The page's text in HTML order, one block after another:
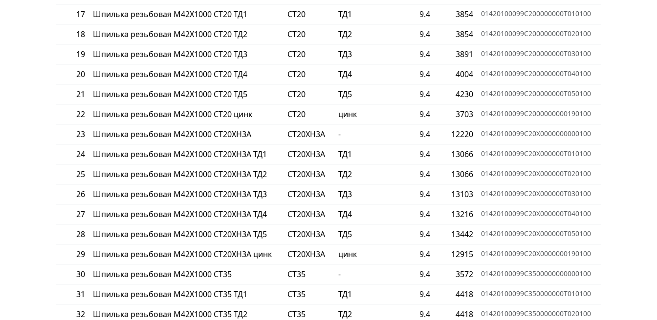
17 Шпилька резьбовая М42Х1000 СТ20 ТД1 СТ20 ТД1 9.4 3854 01420100099C200000000T010100
18 Шпилька резьбовая М42Х1000 СТ20 ТД2 СТ20 ТД2 9.4 3854 01420100099C200000000T020100
19 Шпилька резьбовая М42Х1000 СТ20 ТД3 СТ20 ТД3 9.4 3891 01420100099C200000000T030100
20 Шпилька резьбовая М42Х1000 СТ20 ТД4 СТ20 ТД4 9.4 4004 01420100099C200000000T040100
21 Шпилька резьбовая М42Х1000 СТ20 ТД5 СТ20 ТД5 9.4 4230 01420100099C200000000T050100
22 Шпилька резьбовая М42Х1000 СТ20 цинк СТ20 цинк 9.4 3703 01420100099C2000000000190100
23 Шпилька резьбовая М42Х1000 СТ20ХН3А СТ20ХН3А - 9.4 12220 01420100099C20X0000000000100
24 Шпилька резьбовая М42Х1000 СТ20ХН3А ТД1 СТ20ХН3А ТД1 9.4 13066 01420100099C20X000000T010100
25 Шпилька резьбовая М42Х1000 СТ20ХН3А ТД2 СТ20ХН3А ТД2 9.4 13066 01420100099C20X000000T020100
26 Шпилька резьбовая М42Х1000 СТ20ХН3А ТД3 СТ20ХН3А ТД3 9.4 13103 01420100099C20X000000T030100
27 Шпилька резьбовая М42Х1000 СТ20ХН3А ТД4 СТ20ХН3А ТД4 9.4 13216 01420100099C20X000000T040100
28 Шпилька резьбовая М42Х1000 СТ20ХН3А ТД5 СТ20ХН3А ТД5 9.4 13442 01420100099C20X000000T050100
29 Шпилька резьбовая М42Х1000 СТ20ХН3А цинк СТ20ХН3А цинк 9.4 12915 01420100099C20X0000000190100
30 Шпилька резьбовая М42Х1000 СТ35 СТ35 - 9.4 3572 01420100099C3500000000000100
31 Шпилька резьбовая М42Х1000 СТ35 ТД1 СТ35 ТД1 9.4 4418 01420100099C350000000T010100
32 Шпилька резьбовая М42Х1000 СТ35 ТД2 СТ35 ТД2 9.4 4418 01420100099C350000000T020100